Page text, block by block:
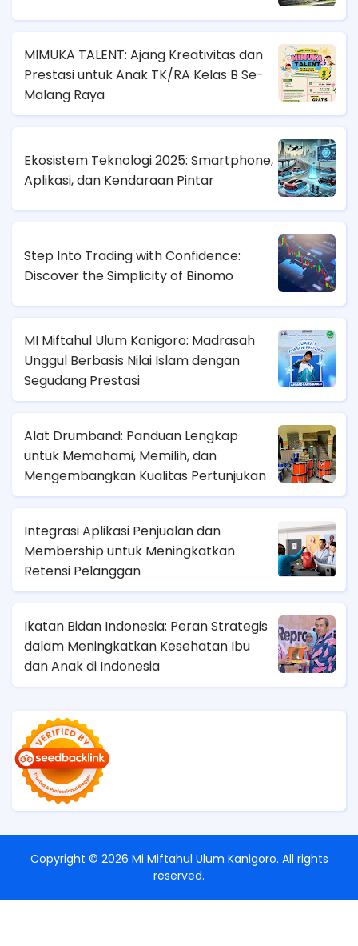
MIMUKA TALENT: Ajang Kreativitas dan
Prestasi untuk Anak TK/RA Kelas B Se-
Malang Raya
Ekosistem Teknologi 2025: Smartphone,
Aplikasi, dan Kendaraan Pintar
Step Into Trading with Confidence:
Discover the Simplicity of Binomo
MI Miftahul Ulum Kanigoro: Madrasah
Unggul Berbasis Nilai Islam dengan
Segudang Prestasi
Alat Drumband: Panduan Lengkap
untuk Memahami, Memilih, dan
Mengembangkan Kualitas Pertunjukan
Integrasi Aplikasi Penjualan dan
Membership untuk Meningkatkan
Retensi Pelanggan
Ikatan Bidan Indonesia: Peran Strategis
dalam Meningkatkan Kesehatan Ibu
dan Anak di Indonesia
Copyright © 2026 Mi Miftahul Ulum Kanigoro. All rights
reserved.